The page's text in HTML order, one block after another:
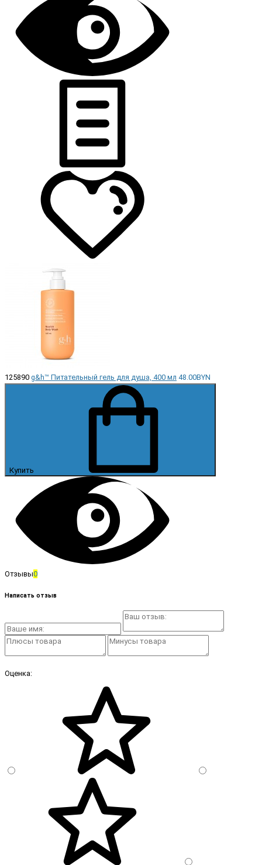
125890 g&h™ Питательный гель для душа, 400 мл 48.00BYN
Купить
Отзывы0
Написать отзыв
Оценка: